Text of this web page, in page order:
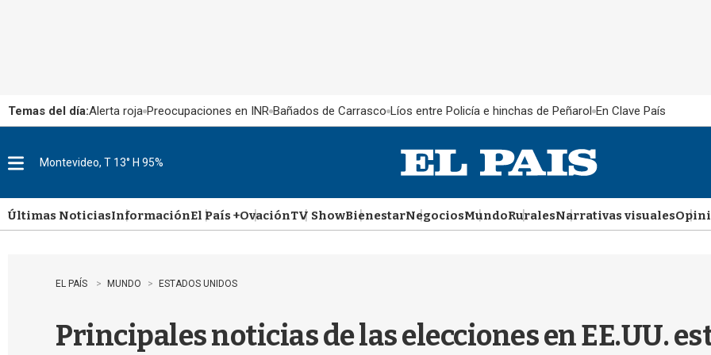
Temas del día:Alerta roja Preocupaciones en INR Bañados de Carrasco Líos entre Policía e hinchas de Peñarol En Clave País
u
Montevideo, T 13° H 95%
Últimas NoticiasInformaciónEl País +OvaciónTV ShowBienestarNegociosMundoRuralesNarrativas visuales
EL PAÍS MUNDO ESTADOS UNIDOS
Principales noticias de las elecciones en EE.UU.